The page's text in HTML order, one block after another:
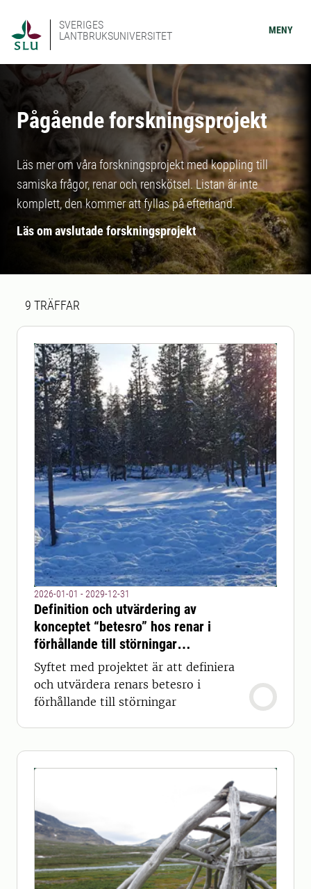
SVERIGES
LANTBRUKSUNIVERSITET
MENY
Pågående forskningsprojekt
Läs mer om våra forskningsprojekt med koppling till
samiska frågor, renar och renskötsel. Listan är inte
komplett, den kommer att fyllas på efterhand.
Läs om avslutade forskningsprojekt
Sökresultat
9 TRÄFFAR
2026-01-01 - 2029-12-31
Definition och utvärdering av
konceptet “betesro” hos renar i
förhållande till störningar
(REINPEACE)
Syftet med projektet är att definiera
och utvärdera renars betesro i
förhållande till störningar